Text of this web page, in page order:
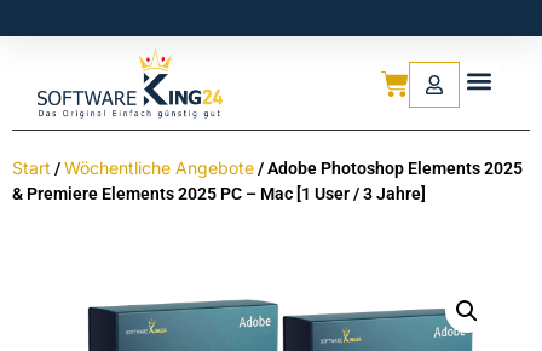
Start /Wöchentliche Angebote/ Adobe Photoshop Elements 2025
& Premiere Elements 2025 PC – Mac [1 User / 3 Jahre]